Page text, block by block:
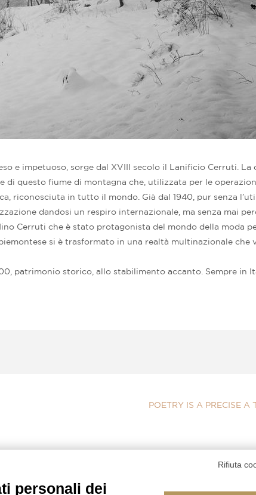
e impetuoso, sorge dal XVIII secolo il Lanificio Cerruti.
di questo fiume di montagna che, utilizzata per le
riconosciuta in tutto il mondo. Già dal 1940, pur senza
dandosi un respiro internazionale, ma senza mai
Cerruti che è stato protagonista del mondo della moda
si è trasformato in una realtà multinazionale che
patrimonio storico, allo stabilimento accanto. Sempre in
POETRY IS A PRECISE A
Rifiuta
personali dei